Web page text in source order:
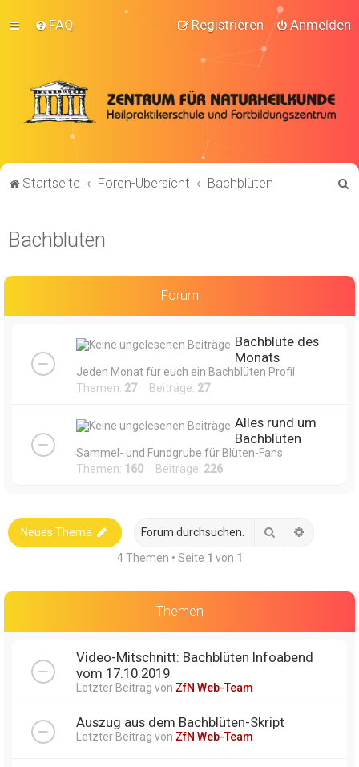
FAQ Anmelden
Registrieren
Startseite Foren-Übersicht Bachblüten
Bachblüten
Forum
Bachblüte des
Monats
Jeden Monat für euch ein Bachblüten Profil
Themen: 27Beiträge: 27
Alles rund um
Bachblüten
Sammel- und Fundgrube für Blüten-Fans
Themen: 160 Beiträge: 226
Neues Thema Suche
4 Themen • Seite 1 von 1
Themen
Video-Mitschnitt: Bachblüten Infoabend
vom 17.10.2019
Letzter Beitrag von ZfN Web-Team
Auszug aus dem Bachblüten-Skript
Letzter Beitrag von ZfN Web-Team